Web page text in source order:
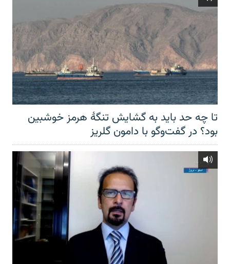
تا چه حد باید به گشایش تنگهٔ هرمز خوشبین
بود؟ در گفت‌وگو با دامون گلریز